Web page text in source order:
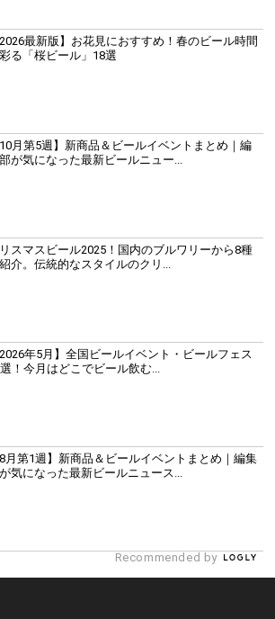
2026最新版】お花見におすすめ！春のビール時間
る「桜ビール」18選
10月第5週】新商品＆ビールイベントまとめ｜編
が気になった最新ビールニュー...
スマスビール2025！国内のブルワリーから8種
介。伝統的なスタイルのクリ...
2026年5月】全国ビールイベント・ビールフェス
！今月はどこでビール飲む...
8月第1週】新商品＆ビールイベントまとめ｜編集
気になった最新ビールニュース...
Recommended by